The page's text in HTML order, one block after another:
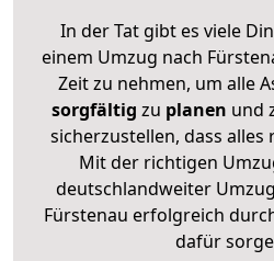
In der Tat gibt es viele
einem Umzug nach
Zeit zu nehmen, um alle
sorgfältig zu planen und
sicherzustellen, dass
Mit der richtigen
deutschlandweiter
Fürstenau erfolgreich
dafür